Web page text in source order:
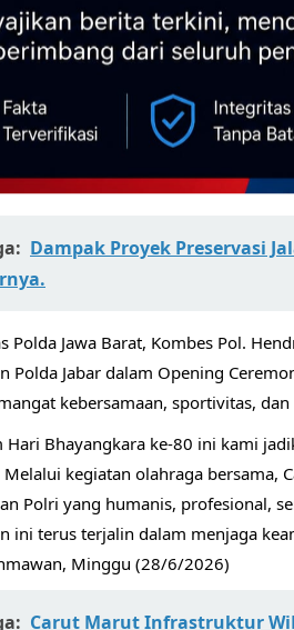
Dampak Proyek Preservasi
Polda Jawa Barat, Kombes Pol.
Polda Jabar dalam Opening
kebersamaan, sportivitas,
Hari Bhayangkara ke-80 ini kami
kegiatan olahraga bersama,
Polri yang humanis, profesional,
ini terus terjalin dalam menjaga
Minggu (28/6/2026)
Carut Marut Infrastruktur